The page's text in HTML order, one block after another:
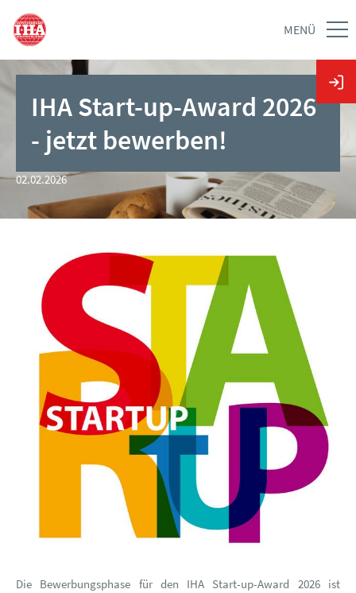
MENÜ
IHA Start-up-Award 2026
- jetzt bewerben!
02.02.2026
Die Bewerbungsphase für den IHA Start-up-Award 2026 ist